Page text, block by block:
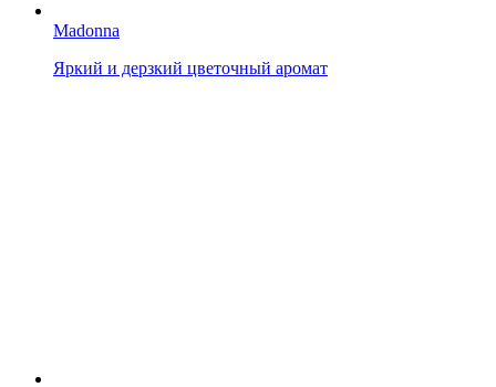
Madonna
Яркий и дерзкий цветочный аромат